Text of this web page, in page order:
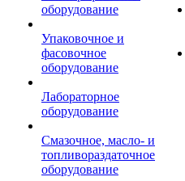
оборудование
Упаковочное и
фасовочное
оборудование
Лабораторное
оборудование
Смазочное, масло- и
топливораздаточное
оборудование